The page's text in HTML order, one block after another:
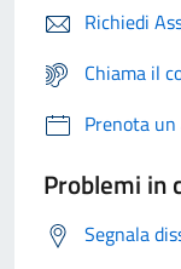
Richiedi
Chiama il
Prenota
Problemi in
Segnala